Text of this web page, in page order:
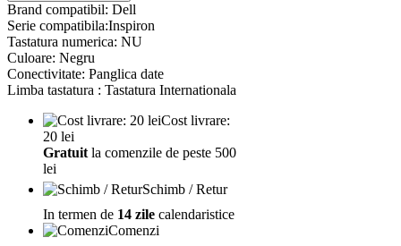
Brand compatibil: Dell
Serie compatibila:Inspiron
Tastatura numerica: NU
Culoare: Negru
Conectivitate: Panglica date
Limba tastatura : Tastatura Internationala
Cost livrare:
20 lei
Gratuit la comenzile de peste 500
lei
Schimb / Retur
In termen de 14 zile calendaristice
Comenzi